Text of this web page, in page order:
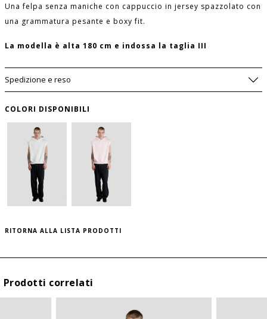
Una felpa senza maniche con cappuccio in jersey spazzolato con
una grammatura pesante e boxy fit.
La modella è alta 180 cm e indossa la taglia III
Spedizione e reso
COLORI DISPONIBILI
RITORNA ALLA LISTA PRODOTTI
Prodotti correlati
TAGLIA
AVVISAMI SE DOVESSE TORNARE
DISPONIBILE
al sito